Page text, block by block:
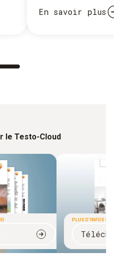
En savoir plus
le Testo-Cloud
PLUS D'INFOS